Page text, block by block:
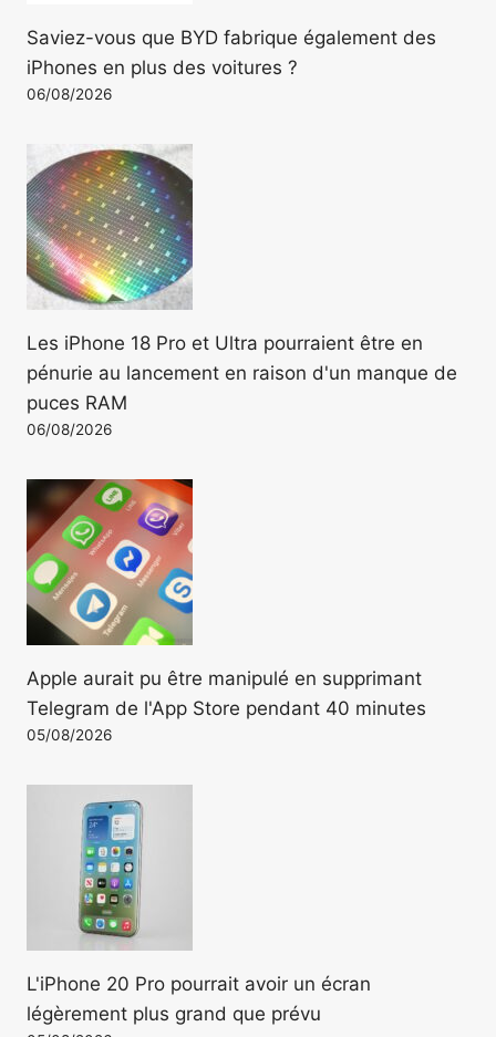
Saviez-vous que BYD fabrique également des
iPhones en plus des voitures ?
06/08/2026
Les iPhone 18 Pro et Ultra pourraient être en
pénurie au lancement en raison d'un manque de
puces RAM
06/08/2026
Apple aurait pu être manipulé en supprimant
Telegram de l'App Store pendant 40 minutes
05/08/2026
L'iPhone 20 Pro pourrait avoir un écran
légèrement plus grand que prévu